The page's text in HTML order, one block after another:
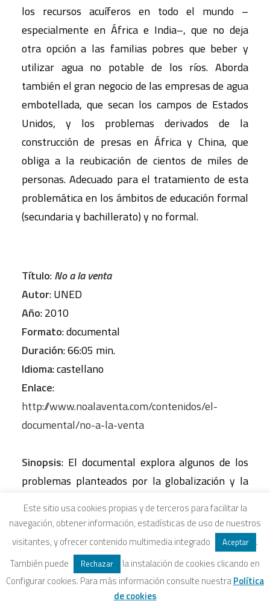
los recursos acuíferos en todo el mundo –
especialmente en África e India–, que no deja
otra opción a las familias pobres que beber y
utilizar agua no potable de los ríos. Aborda
también el gran negocio de las empresas de agua
embotellada, que secan los campos de Estados
Unidos, y los problemas derivados de la
construcción de presas en África y China, que
obliga a la reubicación de cientos de miles de
personas. Adecuado para el tratamiento de esta
problemática en los ámbitos de educación formal
(secundaria y bachillerato) y no formal.
Título:No a la venta
Autor: UNED
Año: 2010
Formato: documental
Duración: 66:05 min.
Idioma: castellano
Enlace:
http://www.noalaventa.com/contenidos/el-
documental/no-a-la-venta
Sinopsis: El documental explora algunos de los
problemas planteados por la globalización y la
personas de todo el mundo cada vez dependemos
más de un menor número de grandes empresas
globales. Los estados pierden poder al mismo
ritmo que las grandes empresas lo ganan. En este
contexto surge el debate en torno a la
Este sitio usa cookies propias y de terceros para facilitar la
navegación, obtener información, estadísticas de uso de nuestros
visitantes, y ofrecer contenido multimedia integrado
Aceptar
.
También puede
Rechazar
la instalación de cookies clicando en
Configurar cookies. Para más información consulte nuestraPolítica
de cookies